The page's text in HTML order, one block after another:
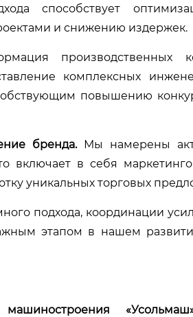
способствует
и снижению издержек.
производственных
комплексных
повышению
бренда.Мы намерены
включает в себя
уникальных торговых
подхода, координации
этапом в нашем